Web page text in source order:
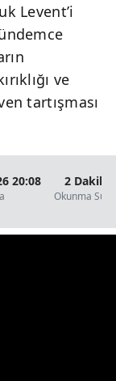
Levent’i
ve
tartışması
20:08 2 Dakika
Okunma